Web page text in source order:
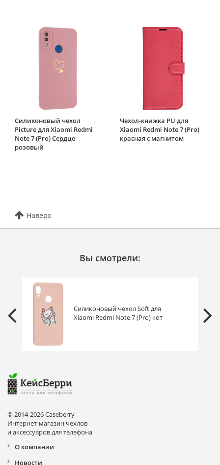
Силиконовый чехол
Picture для Xiaomi Redmi
Note 7 (Pro) Сердце
розовый
Чехол-книжка PU для
Xiaomi Redmi Note 7 (Pro)
красная с магнитом
Наверх
Вы смотрели:
Силиконовый чехол Soft для
Xiaomi Redmi Note 7 (Pro) кот
© 2014-2026 Caseberry
Интернет-магазин чехлов
и аксессуаров для телефона
О компании
Новости